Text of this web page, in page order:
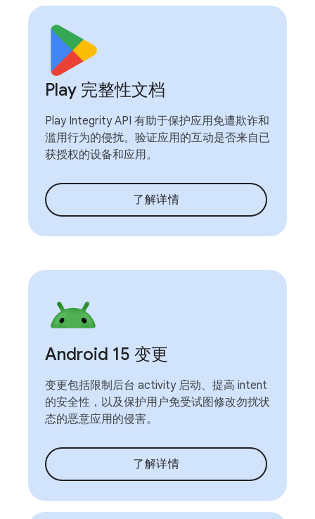
Play 完整性文档
Play Integrity API 有助于保护应用免遭欺诈和
滥用行为的侵扰。验证应用的互动是否来自已
获授权的设备和应用。
了解详情
Android 15 变更
变更包括限制后台 activity 启动、提高 intent
的安全性，以及保护用户免受试图修改勿扰状
态的恶意应用的侵害。
了解详情